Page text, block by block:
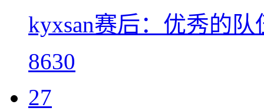
kyxsan赛后：优秀的
8630
27